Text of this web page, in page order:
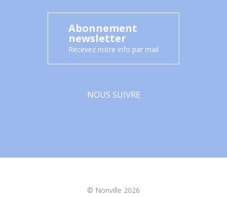
Abonnement
newsletter
Recevez notre info par mail
NOUS SUIVRE
© Nonville 2026